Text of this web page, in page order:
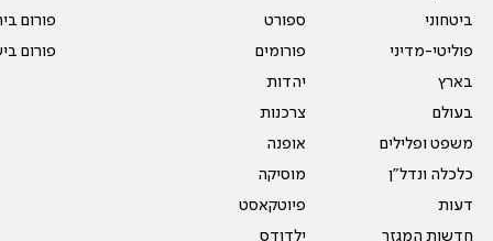
ביטחוני
פוליטי-מדיני
בארץ
בעולם
משפט ופלילים
כלכלה ונדל"ן
דעות
חדשות המגזר
ספורט
פורומים
יהדות
צרכנות
אופנה
מוסיקה
פיוטקאסט
ילדודס
פורום
פורום